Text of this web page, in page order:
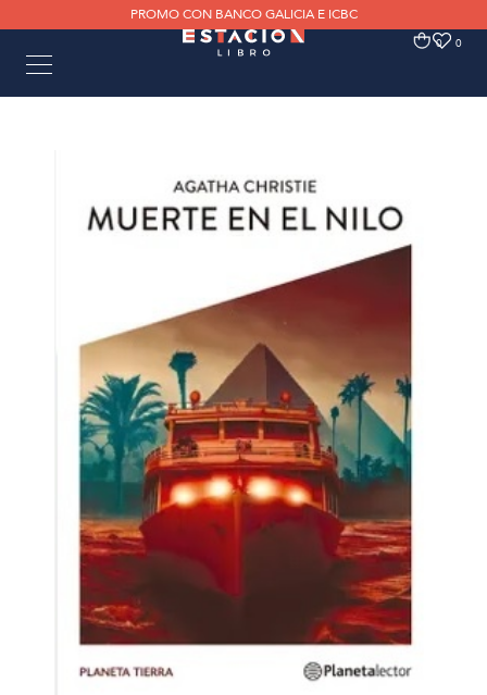
PROMO CON BANCO GALICIA E ICBC
0 0